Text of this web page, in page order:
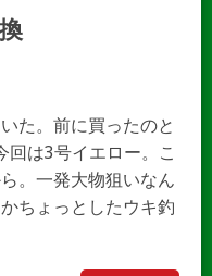
た。前に買ったのと
回は3号イエロー。こ
。一発大物狙いなん
ちょっとしたウキ釣